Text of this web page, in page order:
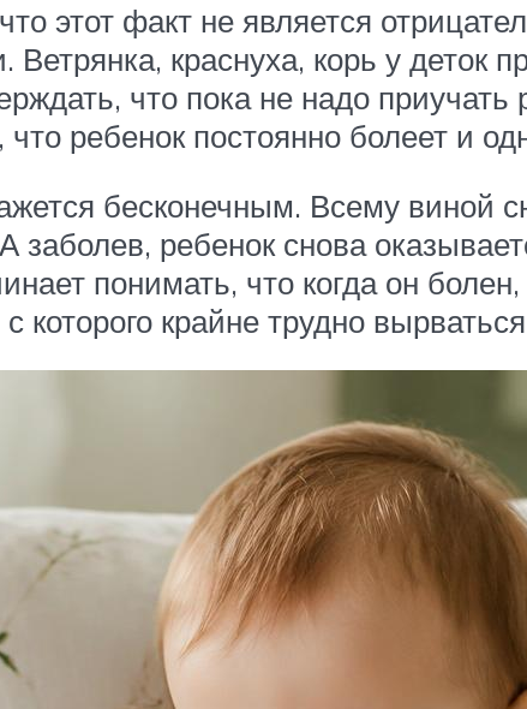
этот факт не является
Ветрянка, краснуха, корь у деток
что пока не надо
что ребенок постоянно болеет и
бесконечным. Всему виной
заболев, ребенок снова
понимать, что когда он
которого крайне трудно